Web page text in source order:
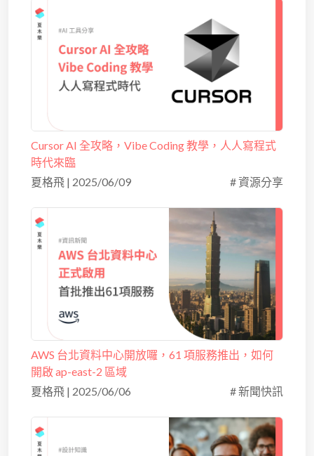
Cursor AI 全攻略，Vibe Coding 教學，人人寫程式
時代來臨
夏格飛 | 2025/06/09 # 資源分享
AWS 台北資料中心開放囉，61 項服務推出，如何
開啟 ap-east-2 區域
夏格飛 | 2025/06/06 # 新聞快訊